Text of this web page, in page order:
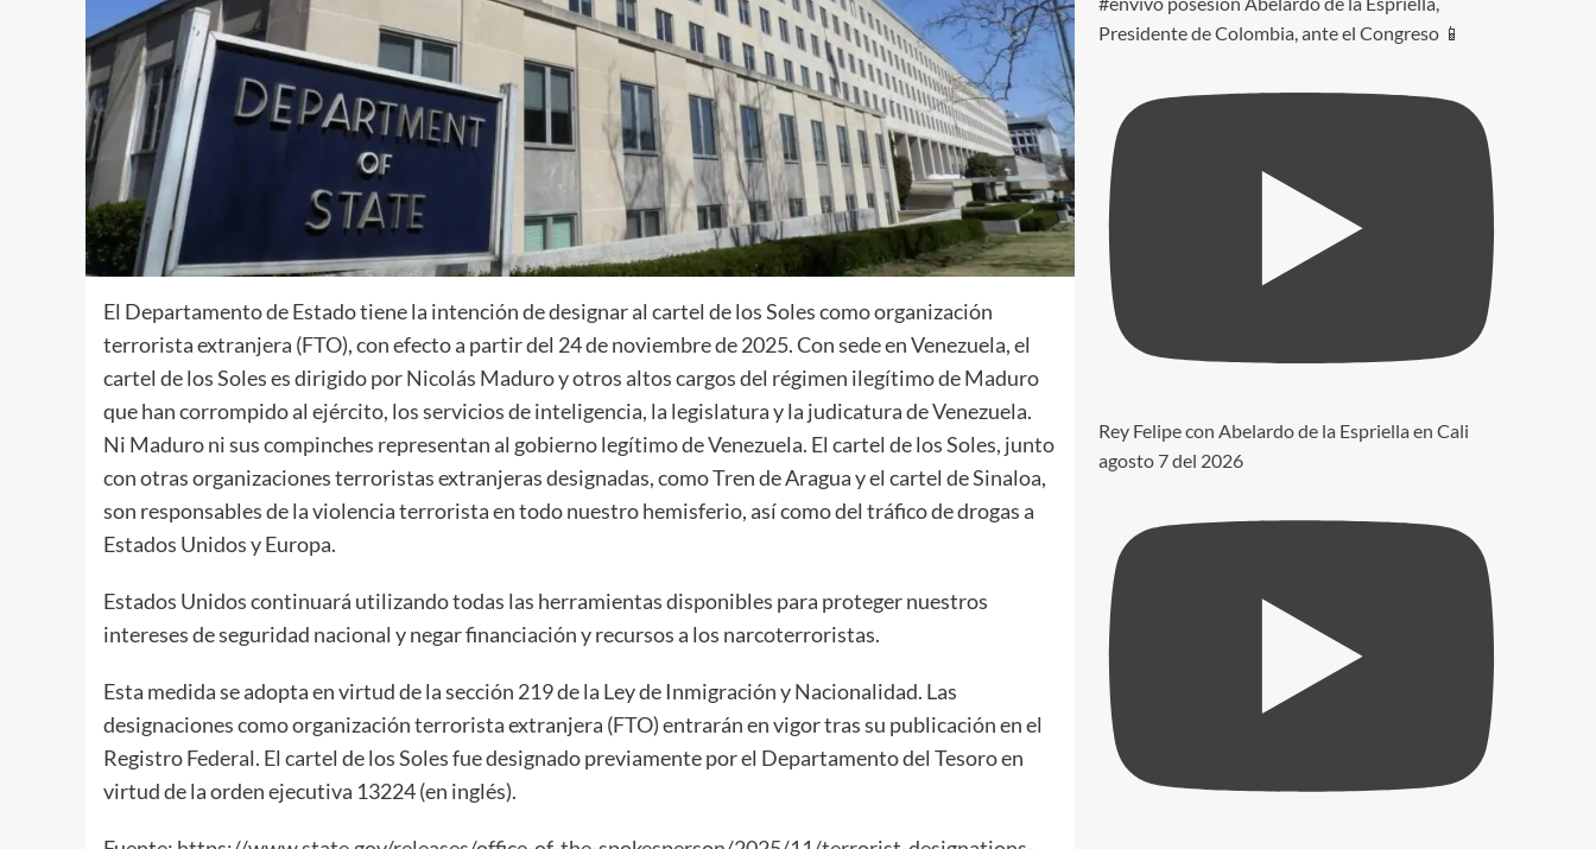
El Departamento de Estado tiene la intención de designar al cartel de los Soles como organización
terrorista extranjera (FTO), con efecto a partir del 24 de noviembre de 2025. Con sede en Venezuela, el
cartel de los Soles es dirigido por Nicolás Maduro y otros altos cargos del régimen ilegítimo de Maduro
que han corrompido al ejército, los servicios de inteligencia, la legislatura y la judicatura de Venezuela.
Ni Maduro ni sus compinches representan al gobierno legítimo de Venezuela. El cartel de los Soles, junto
con otras organizaciones terroristas extranjeras designadas, como Tren de Aragua y el cartel de Sinaloa,
son responsables de la violencia terrorista en todo nuestro hemisferio, así como del tráfico de drogas a
Estados Unidos y Europa.
Estados Unidos continuará utilizando todas las herramientas disponibles para proteger nuestros
intereses de seguridad nacional y negar financiación y recursos a los narcoterroristas.
Esta medida se adopta en virtud de la sección 219 de la Ley de Inmigración y Nacionalidad. Las
designaciones como organización terrorista extranjera (FTO) entrarán en vigor tras su publicación en el
Registro Federal. El cartel de los Soles fue designado previamente por el Departamento del Tesoro en
virtud de la orden ejecutiva 13224 (en inglés).
Presidente de Colombia, ante el Congreso 📱
Rey Felipe con Abelardo de la Espriella en Cali
agosto 7 del 2026